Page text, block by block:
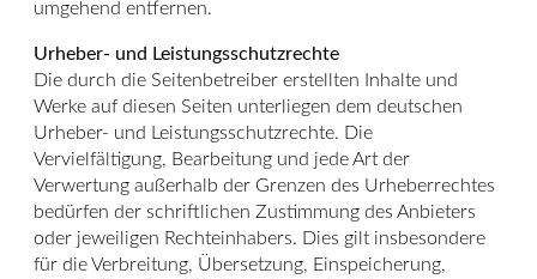
umgehend entfernen.
Urheber- und Leistungsschutzrechte
Die durch die Seitenbetreiber erstellten Inhalte und
Werke auf diesen Seiten unterliegen dem deutschen
Urheber- und Leistungsschutzrechte. Die
Vervielfältigung, Bearbeitung und jede Art der
Verwertung außerhalb der Grenzen des Urheberrechtes
bedürfen der schriftlichen Zustimmung des Anbieters
oder jeweiligen Rechteinhabers. Dies gilt insbesondere
für die Verbreitung, Übersetzung, Einspeicherung,